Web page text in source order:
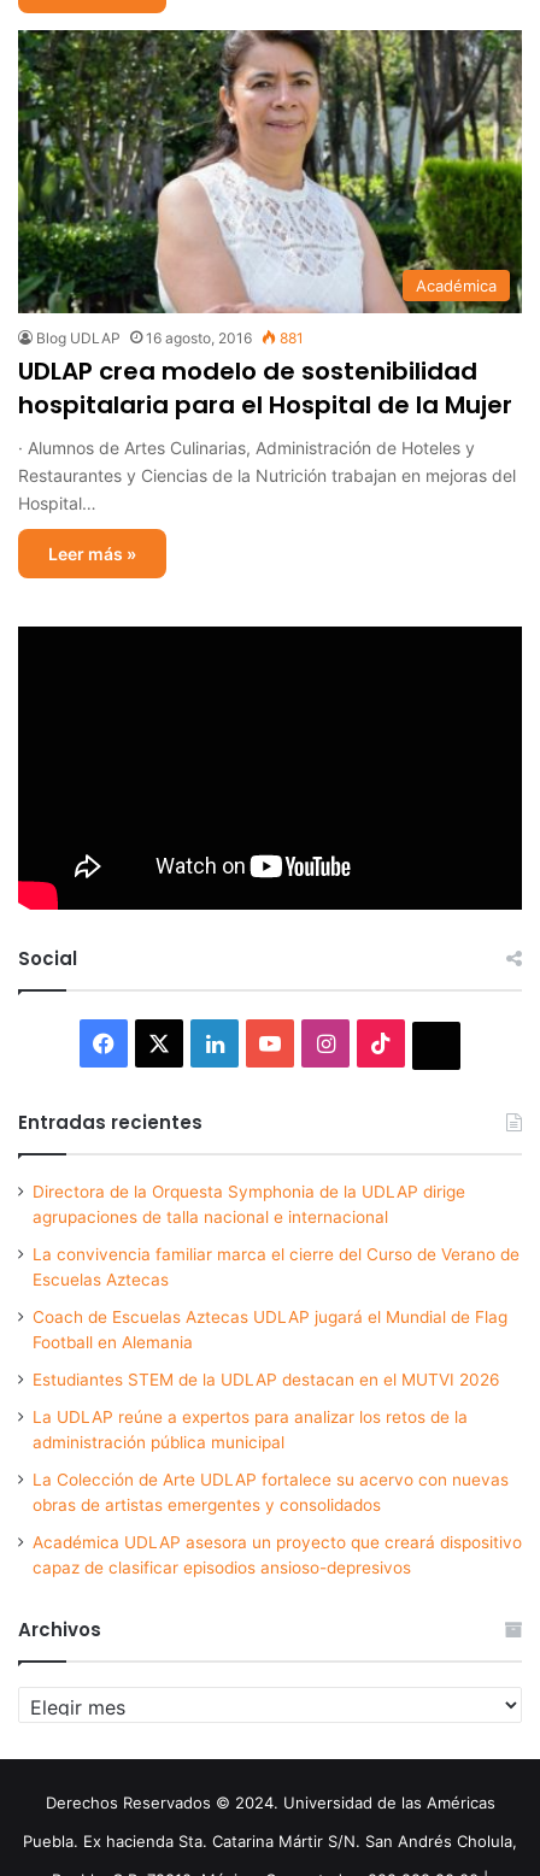
Académica
Blog UDLAP 16 agosto, 2016 881
UDLAP crea modelo de sostenibilidad
hospitalaria para el Hospital de la Mujer
· Alumnos de Artes Culinarias, Administración de Hoteles y
Restaurantes y Ciencias de la Nutrición trabajan en mejoras del
Hospital…
Leer más »
Social
Facebook LinkedInYouTubeInstagram
Entradas recientes
Directora de la Orquesta Symphonia de la UDLAP dirige
agrupaciones de talla nacional e internacional
La convivencia familiar marca el cierre del Curso de Verano de
Escuelas Aztecas
Coach de Escuelas Aztecas UDLAP jugará el Mundial de Flag
Football en Alemania
Estudiantes STEM de la UDLAP destacan en el MUTVI 2026
La UDLAP reúne a expertos para analizar los retos de la
administración pública municipal
La Colección de Arte UDLAP fortalece su acervo con nuevas
obras de artistas emergentes y consolidados
Académica UDLAP asesora un proyecto que creará dispositivo
capaz de clasificar episodios ansioso-depresivos
Archivos
Archivos
Derechos Reservados © 2024. Universidad de las Américas
Puebla. Ex hacienda Sta. Catarina Mártir S/N. San Andrés Cholula,